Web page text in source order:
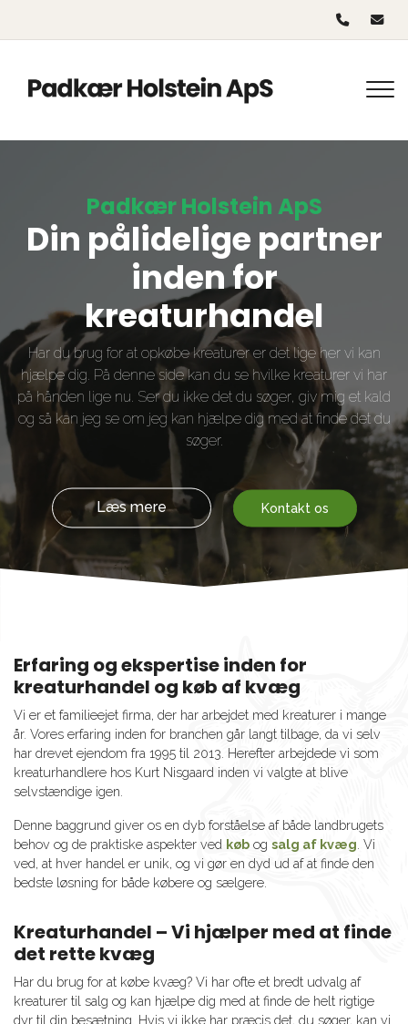
Padkær Holstein ApS
Din pålidelige partner
inden for
kreaturhandel
Har du brug for at opkøbe kreaturer er det lige her vi kan
hjælpe dig. På denne side kan du se hvilke kreaturer vi har
på hånden lige nu. Ser du ikke det du søger, giv mig et kald
og så kan jeg se om jeg kan hjælpe dig med at finde det du
søger.
Læs mere Kontakt os
Erfaring og ekspertise inden for
kreaturhandel og køb af kvæg
Vi er et familieejet firma, der har arbejdet med kreaturer i mange
år. Vores erfaring inden for branchen går langt tilbage, da vi selv
har drevet ejendom fra 1995 til 2013. Herefter arbejdede vi som
kreaturhandlere hos Kurt Nisgaard inden vi valgte at blive
selvstændige igen.
Denne baggrund giver os en dyb forståelse af både landbrugets
behov og de praktiske aspekter ved køb og salg af kvæg . Vi
ved, at hver handel er unik, og vi gør en dyd ud af at finde den
bedste løsning for både købere og sælgere.
Kreaturhandel – Vi hjælper med at finde
det rette kvæg
Har du brug for at købe kvæg? Vi har ofte et bredt udvalg af
kreaturer til salg og kan hjælpe dig med at finde de helt rigtige
dyr til din besætning. Hvis vi ikke har præcis det, du søger, kan vi